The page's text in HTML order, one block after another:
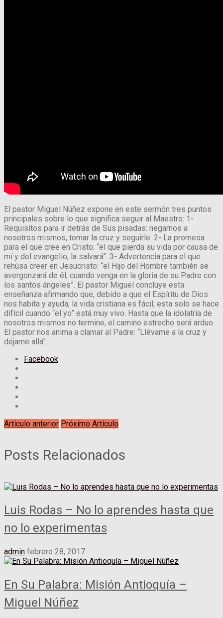
El pastor Miguel Núñez expone en este sermón tres puntos
principales sobre lo que significa seguir al Maestro: 1-
Requisitos para ir detrás de Sus pisadas: negarnos a
nosotros mismos, tomar la cruz y seguirle. 2- La promesa
para el que cree en Cristo: “el que pierda su vida por causa de
mí y del evangelio, la salvará”. 3- Advertencia para el que
rehúsa creer en Jesucristo: “el Hijo del Hombre también se
avergonzará de él, cuando venga en la gloria de su Padre con
los santos ángeles”. El pastor Miguel concluye esta
enseñanza afirmando que, debido a que el Espíritu de Dios
nos habita y ayuda, la vida cristiana es fácil; esta solo se hace
difícil cuando “el yo” está muy vivo. Hasta que la idolatría de
nosotros mismos no termine, el camino estrecho será arduo.
El pastor nos anima a clamar al Padre: “Llévame a la cruz y
déjame allá”.
Facebook
Artículo anterior Próximo Artículo
Posts Relacionados
Luis Rodas – No lo aprendes hasta que
no lo experimentas
admin febrero 28, 2017
En Su Palabra: Misión Antioquía –
Miguel Núñez